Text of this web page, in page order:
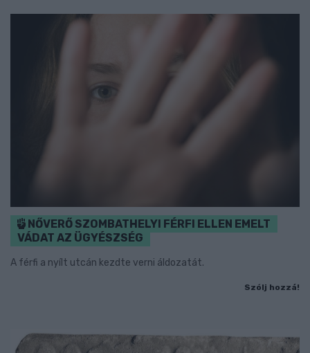
NŐVERŐ SZOMBATHELYI FÉRFI ELLEN EMELT
VÁDAT AZ ÜGYÉSZSÉG
A férfi a nyílt utcán kezdte verni áldozatát.
Szólj hozzá!